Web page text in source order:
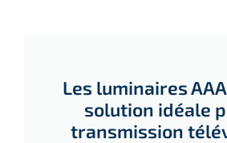
Les luminaires
solution idéale
transmission